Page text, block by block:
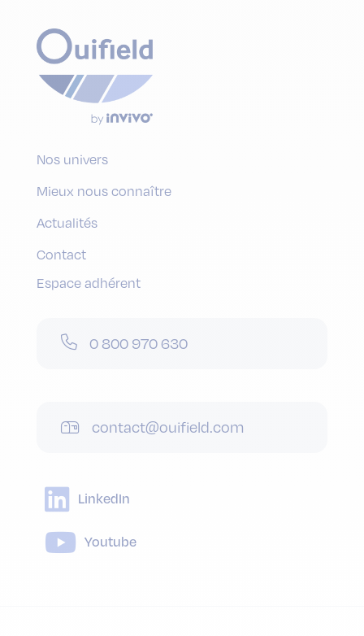
Nos univers
Mieux nous connaître
Actualités
Contact
Espace adhérent
0 800 970 630
contact@ouifield.com
LinkedIn
Youtube